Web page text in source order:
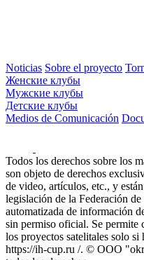
Noticias Sobre el proyecto
Женские клубы
Мужские клубы
Детские клубы
Medios de Comunicación
Todos los derechos sobre los
son objeto de derechos
de video, artículos, etc., y
legislación de la Federación
automatizada de información
sin permiso oficial. Se permite
los proyectos satelitales solo
https://ih-cup.ru /. © OOO